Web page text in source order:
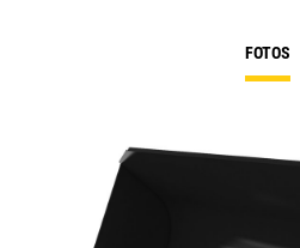
FOTOS